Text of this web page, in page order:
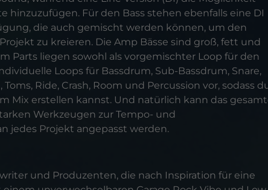
hinzuzufügen. Für den Bass stehen ebenfalls eine DI
die auch gemischt werden können, um den
zu kreieren. Die Amp Bässe sind groß, fett und
Parts liegen sowohl als vorgemischter Loop für den
Loops für Bassdrum, Sub-Bassdrum, Snare,
Ride, Crash, Room und Percussion vor, sodass
Mix erstellen kannst. Und natürlich kann das
Werkzeugen zur Tempo- und
jedes Projekt angepasst werden.
und Produzenten, die nach Inspiration für eine